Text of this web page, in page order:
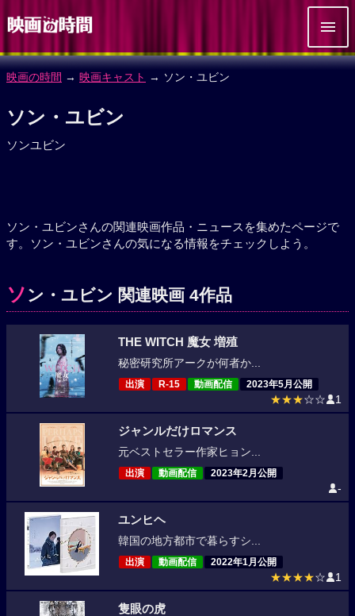
映画の時間 → 映画キャスト → ソン・ユビン
ソン・ユビン
ソンユビン
ソン・ユビンさんの関連映画作品・ニュースを集めたページで
す。ソン・ユビンさんの気になる情報をチェックしよう。
ソ ン・ユビン 関連映画 4作品
THE WITCH 魔女 増殖
秘密研究所アークが何者か...
出演 R-15 動画配信 2023年5月公開
★★★☆☆ 1
ジャンルだけロマンス
元ベストセラー作家ヒョン...
出演 動画配信 2023年2月公開
-
ユンヒヘ
韓国の地方都市で暮らすシ...
出演 動画配信 2022年1月公開
★★★★☆ 1
隻眼の虎